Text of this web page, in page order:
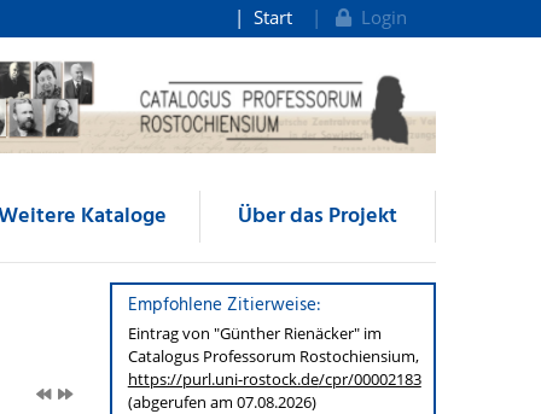
Start Login
Kataloge Über das Projekt
Empfohlene Zitierweise:
Eintrag von "Günther Rienäcker" im
Catalogus Professorum Rostochiensium,
https://purl.uni-rostock.de/cpr/00002183
(abgerufen am 07.08.2026)